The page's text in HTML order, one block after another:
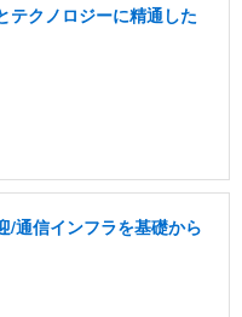
テクノロジーに精通した
/通信インフラを基礎から